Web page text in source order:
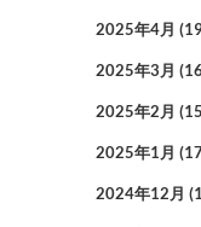
2025年4月
2025年3月
2025年2月
2025年1月
2024年12月